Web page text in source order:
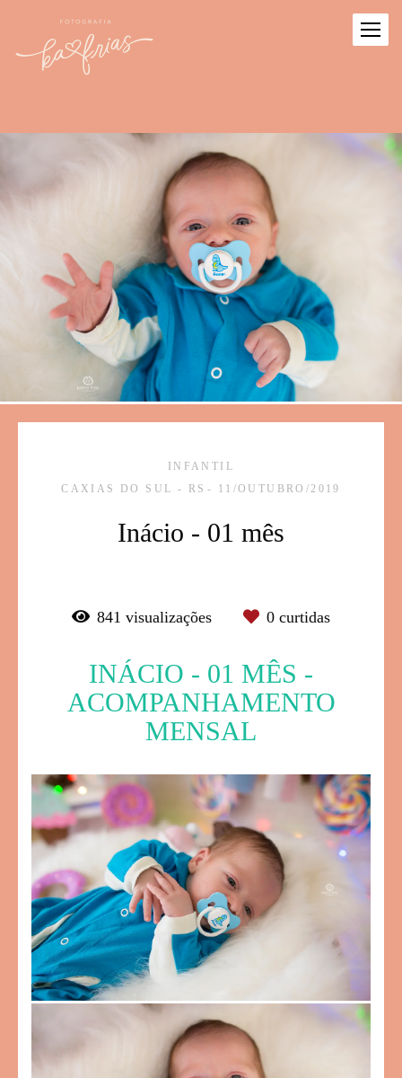
INFANTIL
CAXIAS DO SUL - RS
11/OUTUBRO/2019
Inácio - 01 mês
841 visualizações 0 curtidas
INÁCIO - 01 MÊS -
ACOMPANHAMENTO
MENSAL